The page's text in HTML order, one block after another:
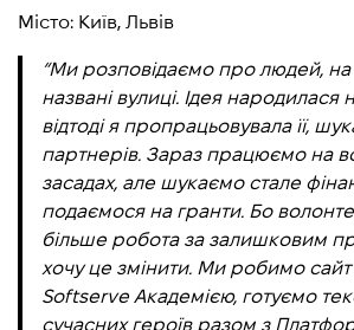
Місто: Київ, Львів
“Ми розповідаємо про людей,
названі вулиці. Ідея народилася
відтоді я пропрацьовувала її,
партнерів. Зараз працюємо на
засадах, але шукаємо стале
подаємося на гранти. Бо
більше робота за залишковим
хочу це змінити. Ми робимо
Softserve Академією, готуємо
сучасних героїв разом з